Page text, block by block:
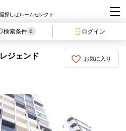
探しはルームセレクト
検索条件 0 ログイン
お気に入り
ジェンド